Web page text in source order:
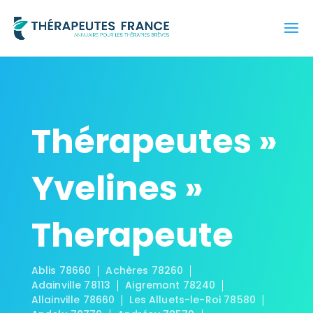
Thérapeutes »
Yvelines »
Therapeute
Ablis 78660
Achères 78260
Adainville 78113
Aigremont 78240
Allainville 78660
Les Alluets-le-Roi 78580